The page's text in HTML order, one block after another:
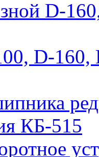
D-
D-
КБ-515